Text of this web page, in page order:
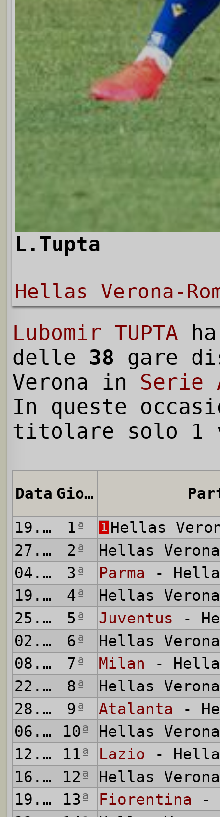
L.Tupta
Hellas Verona-
Lubomir TUPTA
delle 38 gare
Verona in Serie
In queste
titolare solo 1
Data Giornata
19.09.2020
1ª 1 Hellas
27.09.2020
2ª
Hellas
04.10.2020
3ª Parma -
19.10.2020
4ª
Hellas
25.10.2020
5ª Juventus -
02.11.2020
6ª
Hellas
08.11.2020
7ª Milan -
22.11.2020
8ª
Hellas
28.11.2020
9ª Atalanta -
06.12.2020
10ª
Hellas
12.12.2020
11ª Lazio -
16.12.2020
12ª
Hellas
19.12.2020
13ª Fiorentina -